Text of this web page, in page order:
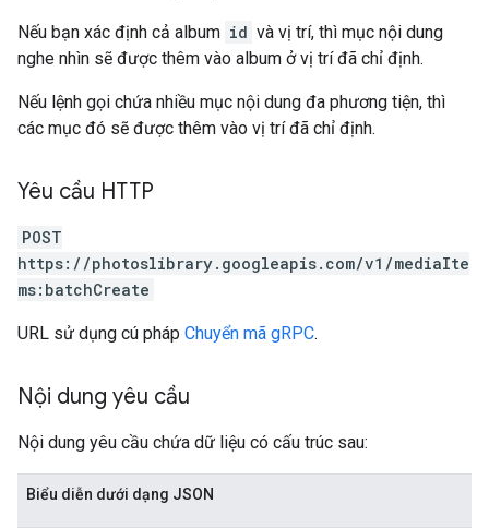
Nếu bạn xác định cả album id và vị trí, thì mục nội dung
nghe nhìn sẽ được thêm vào album ở vị trí đã chỉ định.
Nếu lệnh gọi chứa nhiều mục nội dung đa phương tiện, thì
các mục đó sẽ được thêm vào vị trí đã chỉ định.
Yêu cầu HTTP
POST
https://photoslibrary.googleapis.com/v1/mediaIte
ms:batchCreate
URL sử dụng cú pháp Chuyển mã gRPC.
Nội dung yêu cầu
Nội dung yêu cầu chứa dữ liệu có cấu trúc sau:
Biểu diễn dưới dạng JSON